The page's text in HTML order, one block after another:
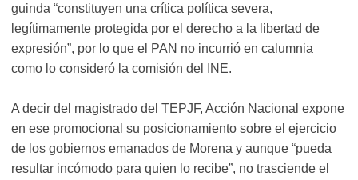
guinda “constituyen una crítica política severa,
legítimamente protegida por el derecho a la libertad de
expresión”, por lo que el PAN no incurrió en calumnia
como lo consideró la comisión del INE.
A decir del magistrado del TEPJF, Acción Nacional expone
en ese promocional su posicionamiento sobre el ejercicio
de los gobiernos emanados de Morena y aunque “pueda
resultar incómodo para quien lo recibe”, no trasciende el